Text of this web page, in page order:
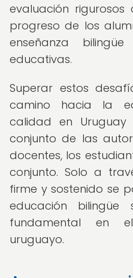
evaluación
progreso de los
enseñanza
educativas.
Superar estos
camino hacia la
calidad en Uruguay
conjunto de las
docentes, los
conjunto. Solo a
firme y sostenido se
educación
fundamental en
uruguayo.